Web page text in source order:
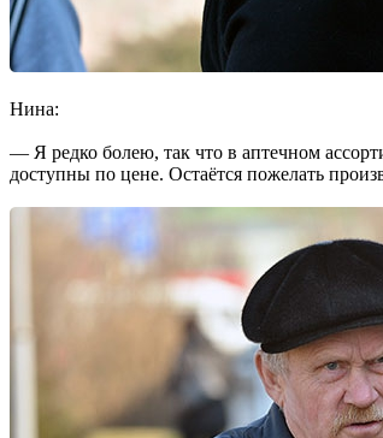
Нина:
— Я редко бо­лею, так что в ап­течном
доступ­ны по цене. Оста­ётся пожелать